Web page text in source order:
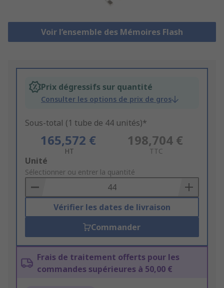
Voir l’ensemble des Mémoires Flash
Prix dégressifs sur quantité
Consulter les options de prix de gros
Sous-total (1 tube de 44 unités)*
165,572 €
HT
198,704 €
TTC
Add
to
Basket
Unité
Sélectionner ou entrer la quantité
Vérifier les dates de livraison
Commander
Frais de traitement offerts pour les
commandes supérieures à 50,00 €